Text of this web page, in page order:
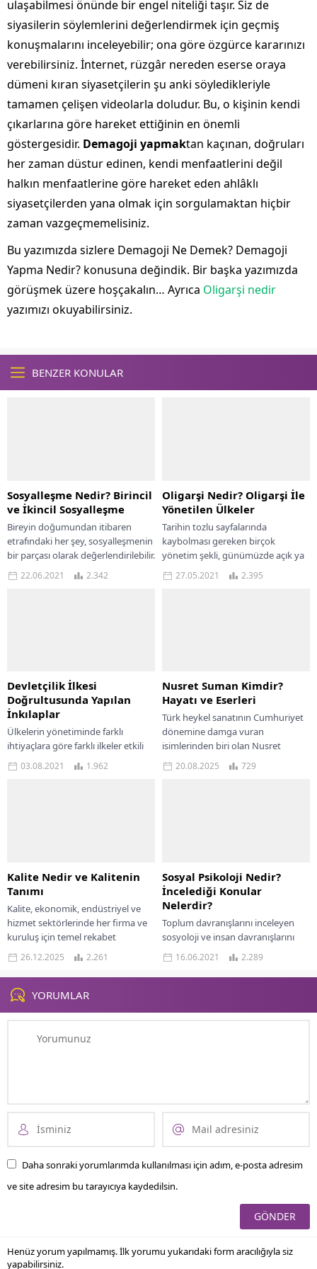
ulaşabilmesi önünde bir engel niteliği taşır. Siz de
siyasilerin söylemlerini değerlendirmek için geçmiş
konuşmalarını inceleyebilir; ona göre özgürce kararınızı
verebilirsiniz. İnternet, rüzgâr nereden eserse oraya
dümeni kıran siyasetçilerin şu anki söyledikleriyle
tamamen çelişen videolarla doludur. Bu, o kişinin kendi
çıkarlarına göre hareket ettiğinin en önemli
göstergesidir. Demagoji yapmaktan kaçınan, doğruları
her zaman düstur edinen, kendi menfaatlerini değil
halkın menfaatlerine göre hareket eden ahlâklı
siyasetçilerden yana olmak için sorgulamaktan hiçbir
zaman vazgeçmemelisiniz.
Bu yazımızda sizlere Demagoji Ne Demek? Demagoji
Yapma Nedir? konusuna değindik. Bir başka yazımızda
görüşmek üzere hoşçakalın… Ayrıca Oligarşi nedir
yazımızı okuyabilirsiniz.
BENZER KONULAR
Sosyalleşme Nedir? Birincil
ve İkincil Sosyalleşme
Bireyin doğumundan itibaren
etrafındaki her şey, sosyalleşmenin
bir parçası olarak değerlendirilebilir.
Bu noktada, toplumun bir parçası
haline gelebilme süreci olarak...
22.06.2021 2.342
Oligarşi Nedir? Oligarşi İle
Yönetilen Ülkeler
Tarihin tozlu sayfalarında
kaybolması gereken birçok
yönetim şekli, günümüzde açık ya
da örtülü bir şekilde varlığını
sürdürmeye devam etmektedir.
27.05.2021 2.395
Devletçilik İlkesi
Doğrultusunda Yapılan
İnkılaplar
Ülkelerin yönetiminde farklı
ihtiyaçlara göre farklı ilkeler etkili
olabilir. Bunlardan biri olan
devletçilik ilkesi, Cumhuriyet’in ilk
03.08.2021 1.962
Nusret Suman Kimdir?
Hayatı ve Eserleri
Türk heykel sanatının Cumhuriyet
dönemine damga vuran
isimlerinden biri olan Nusret
Suman, modern anıtsal heykelleri
ve yetkin portre çalışmalarıyla
20.08.2025 729
Kalite Nedir ve Kalitenin
Tanımı
Kalite, ekonomik, endüstriyel ve
hizmet sektörlerinde her firma ve
kuruluş için temel rekabet
unsurlarından biridir. Kalitenin ne
olduğu ve nasıl...
26.12.2025 2.261
Sosyal Psikoloji Nedir?
İncelediği Konular
Nelerdir?
Toplum davranışlarını inceleyen
sosyoloji ve insan davranışlarını
inceleyen psikolojinin buluşma
noktası olan sosyal psikoloji,
insanların sosyal ortamlarda
16.06.2021 2.289
YORUMLAR
Daha sonraki yorumlarımda kullanılması için adım, e-posta adresim
ve site adresim bu tarayıcıya kaydedilsin.
Henüz yorum yapılmamış. İlk yorumu yukarıdaki form aracılığıyla siz
yapabilirsiniz.